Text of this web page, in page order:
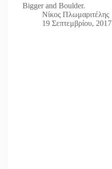
Bigger and Boulder.
Νίκος Πλωμαριτέλης
19 Σεπτεμβρίου, 2017